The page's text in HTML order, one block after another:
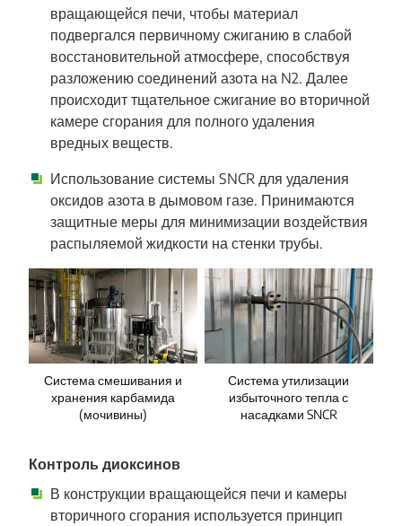
вращающейся печи, чтобы материал
подвергался первичному сжиганию в слабой
восстановительной атмосфере, способствуя
разложению соединений азота на N2. Далее
происходит тщательное сжигание во вторичной
камере сгорания для полного удаления
вредных веществ.
Использование системы SNCR для удаления
оксидов азота в дымовом газе. Принимаются
защитные меры для минимизации воздействия
распыляемой жидкости на стенки трубы.
Система смешивания и
хранения карбамида
(мочивины)
Система утилизации
избыточного тепла с
насадками SNCR
Контроль диоксинов
В конструкции вращающейся печи и камеры
вторичного сгорания используется принцип